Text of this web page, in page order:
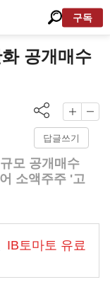
구독
공개매수
답글쓰기
모 공개매수
소액주주 '고
IB토마토 유료